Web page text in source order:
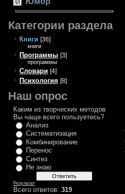
Категории раздела
Книги [36]
книги
Программы [3]
программы
Словари [4]
Психология [8]
Наш опрос
Каким из творческих методов
Вы чаще всего пользуетесь?
Анализ
Систематизация
Комбинирование
Перенос
Синтез
Не знаю
Результат
Всего ответов: 319